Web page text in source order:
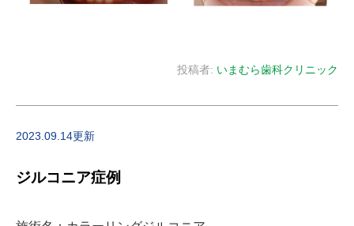
投稿者: いまむら歯科クリニック
2023.09.14更新
ジルコニア症例